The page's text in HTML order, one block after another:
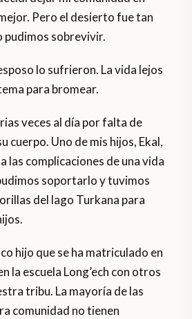
Pero el desierto fue tan
pudimos sobrevivir.
lo sufrieron. La vida lejos
para bromear.
veces al día por falta de
cuerpo. Uno de mis hijos, Ekal,
las complicaciones de una vida
soportarlo y tuvimos
del lago Turkana para
hijo que se ha matriculado en
la escuela Long’ech con otros
tribu. La mayoría de las
comunidad no tienen